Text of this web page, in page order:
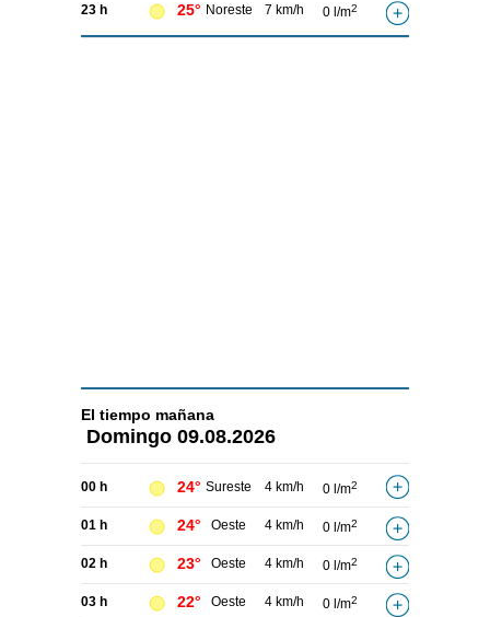
23 h 25° Noreste 7 km/h 0 l/m2
El tiempo mañana
Domingo 09.08.2026
00 h 24° Sureste 4 km/h 0 l/m2
01 h 24° Oeste 4 km/h 0 l/m2
02 h 23° Oeste 4 km/h 0 l/m2
03 h 22° Oeste 4 km/h 0 l/m2